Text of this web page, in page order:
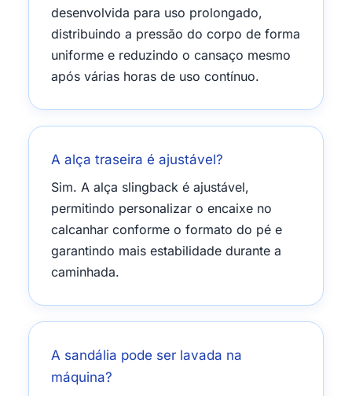
desenvolvida para uso prolongado,
distribuindo a pressão do corpo de forma
uniforme e reduzindo o cansaço mesmo
após várias horas de uso contínuo.
A alça traseira é ajustável?
Sim. A alça slingback é ajustável,
permitindo personalizar o encaixe no
calcanhar conforme o formato do pé e
garantindo mais estabilidade durante a
caminhada.
A sandália pode ser lavada na
máquina?